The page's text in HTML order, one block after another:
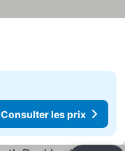
Consulter les prix